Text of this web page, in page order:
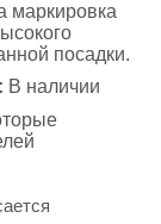
маркировка
посадки.
В наличии